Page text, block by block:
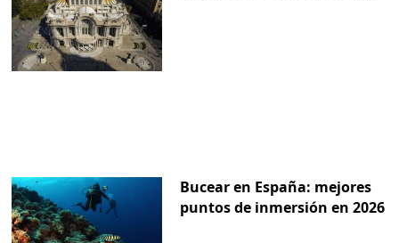
Bucear en España: mejores
puntos de inmersión en 2026